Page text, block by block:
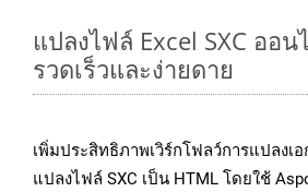
แปลงไฟล์ Excel SXC ออ
รวดเร็วและง่ายดาย
เพิ่มประสิทธิภาพเวิร์กโฟลว์การแปลงเ
แปลงไฟล์ SXC เป็น HTML โดยใช้